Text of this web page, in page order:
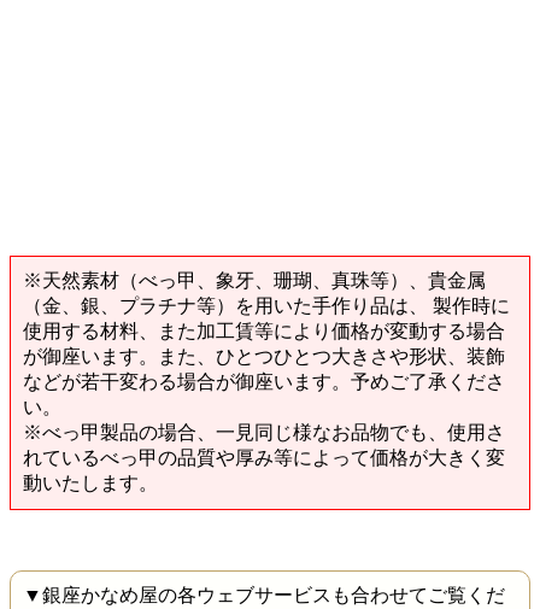
※天然素材（べっ甲、象牙、珊瑚、真珠等）、貴金属
（金、銀、プラチナ等）を用いた手作り品は、 製作時に
使用する材料、また加工賃等により価格が変動する場合
が御座います。また、ひとつひとつ大きさや形状、装飾
などが若干変わる場合が御座います。予めご了承くださ
い。
※べっ甲製品の場合、一見同じ様なお品物でも、使用さ
れているべっ甲の品質や厚み等によって価格が大きく変
動いたします。
▼銀座かなめ屋の各ウェブサービスも合わせてご覧くだ